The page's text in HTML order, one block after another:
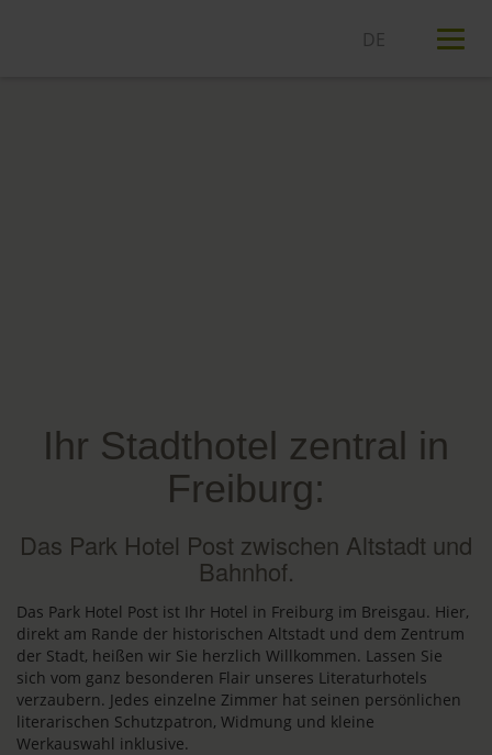
Ihr Stadthotel zentral in
Freiburg:
Das Park Hotel Post zwischen Altstadt und
Bahnhof.
Das Park Hotel Post ist Ihr Hotel in Freiburg im Breisgau. Hier,
direkt am Rande der historischen Altstadt und dem Zentrum
der Stadt, heißen wir Sie herzlich Willkommen. Lassen Sie
sich vom ganz besonderen Flair unseres Literaturhotels
verzaubern. Jedes einzelne Zimmer hat seinen persönlichen
literarischen Schutzpatron, Widmung und kleine
Werkauswahl inklusive.